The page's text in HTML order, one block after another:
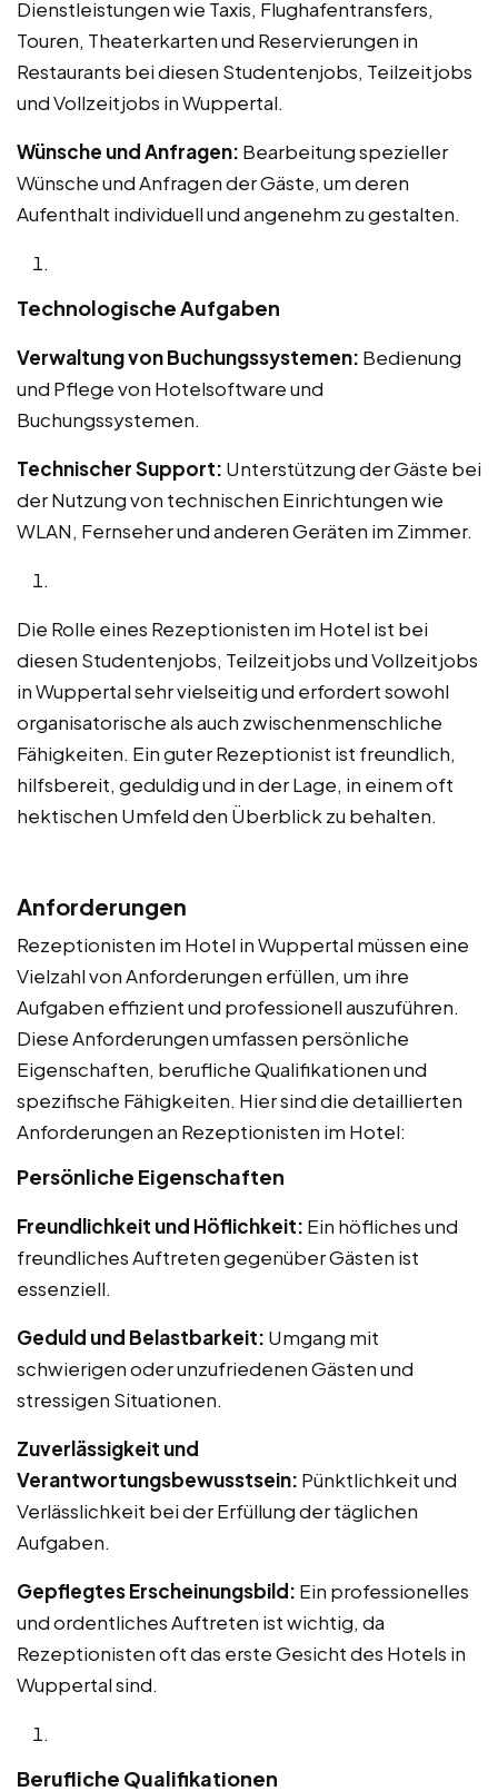
Dienstleistungen wie Taxis, Flughafentransfers,
Touren, Theaterkarten und Reservierungen in
Restaurants bei diesen Studentenjobs, Teilzeitjobs
und Vollzeitjobs in Wuppertal.
Wünsche und Anfragen: Bearbeitung spezieller
Wünsche und Anfragen der Gäste, um deren
Aufenthalt individuell und angenehm zu gestalten.
Technologische Aufgaben
Verwaltung von Buchungssystemen: Bedienung
und Pflege von Hotelsoftware und
Buchungssystemen.
Technischer Support: Unterstützung der Gäste bei
der Nutzung von technischen Einrichtungen wie
WLAN, Fernseher und anderen Geräten im Zimmer.
Die Rolle eines Rezeptionisten im Hotel ist bei
diesen Studentenjobs, Teilzeitjobs und Vollzeitjobs
in Wuppertal sehr vielseitig und erfordert sowohl
organisatorische als auch zwischenmenschliche
Fähigkeiten. Ein guter Rezeptionist ist freundlich,
hilfsbereit, geduldig und in der Lage, in einem oft
hektischen Umfeld den Überblick zu behalten.
Anforderungen
Rezeptionisten im Hotel in Wuppertal müssen eine
Vielzahl von Anforderungen erfüllen, um ihre
Aufgaben effizient und professionell auszuführen.
Diese Anforderungen umfassen persönliche
Eigenschaften, berufliche Qualifikationen und
spezifische Fähigkeiten. Hier sind die detaillierten
Anforderungen an Rezeptionisten im Hotel:
Persönliche Eigenschaften
Freundlichkeit und Höflichkeit: Ein höfliches und
freundliches Auftreten gegenüber Gästen ist
essenziell.
Geduld und Belastbarkeit: Umgang mit
schwierigen oder unzufriedenen Gästen und
stressigen Situationen.
Zuverlässigkeit und
Verantwortungsbewusstsein: Pünktlichkeit und
Verlässlichkeit bei der Erfüllung der täglichen
Aufgaben.
Gepflegtes Erscheinungsbild: Ein professionelles
und ordentliches Auftreten ist wichtig, da
Rezeptionisten oft das erste Gesicht des Hotels in
Wuppertal sind.
Berufliche Qualifikationen